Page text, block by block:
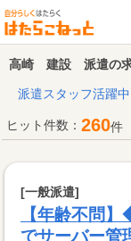
高崎 建設 派遣の
派遣スタッフ活躍
ヒット件数： 260件
[一般派遣]
【年齢不問
でサーバー管